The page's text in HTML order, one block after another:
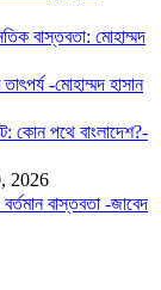
বাস্তবতা: মোহাম্মদ
-মোহাম্মদ হাসান
কোন পথে বাংলাদেশ?-
2026
বাস্তবতা -জাবেদ